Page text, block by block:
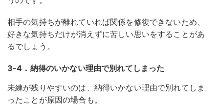
相手の気持ちが離れていれば関係を修復できないため、
好きな気持ちだけが消えずに苦しい思いをすることがあ
るでしょう。
3-4．納得のいかない理由で別れてしまった
未練が残りやすいのは、納得いかない理由で別れてしま
ったことが原因の場合も。